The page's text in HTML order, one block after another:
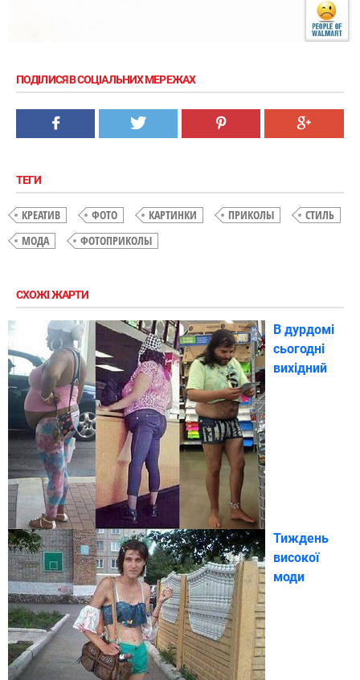
ПОДІЛИСЯ В СОЦІАЛЬНИХ МЕРЕЖАХ
ТЕГИ
КРЕАТИВ ФОТО КАРТИНКИ ПРИКОЛЫ
СТИЛЬ
МОДА
ФОТОПРИКОЛЫ
СХОЖІ ЖАРТИ
В дурдомі
сьогодні
вихідний
Тиждень
високої
моди